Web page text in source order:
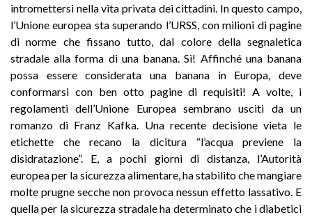
intromettersi nella vita privata dei cittadini. In questo campo,
l’Unione europea sta superando l’URSS, con milioni di pagine
di norme che fissano tutto, dal colore della segnaletica
stradale alla forma di una banana. Sì! Affinché una banana
possa essere considerata una banana in Europa, deve
conformarsi con ben otto pagine di requisiti! A volte, i
regolamenti dell’Unione Europea sembrano usciti da un
romanzo di Franz Kafka. Una recente decisione vieta le
etichette che recano la dicitura “l’acqua previene la
disidratazione”. E, a pochi giorni di distanza, l’Autorità
europea per la sicurezza alimentare, ha stabilito che mangiare
molte prugne secche non provoca nessun effetto lassativo. E
quella per la sicurezza stradale ha determinato che i diabetici